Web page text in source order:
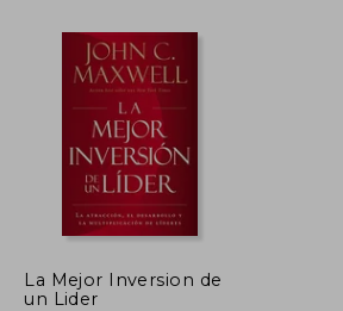
$ 72.70
La Mejor Inversion de
un Lider